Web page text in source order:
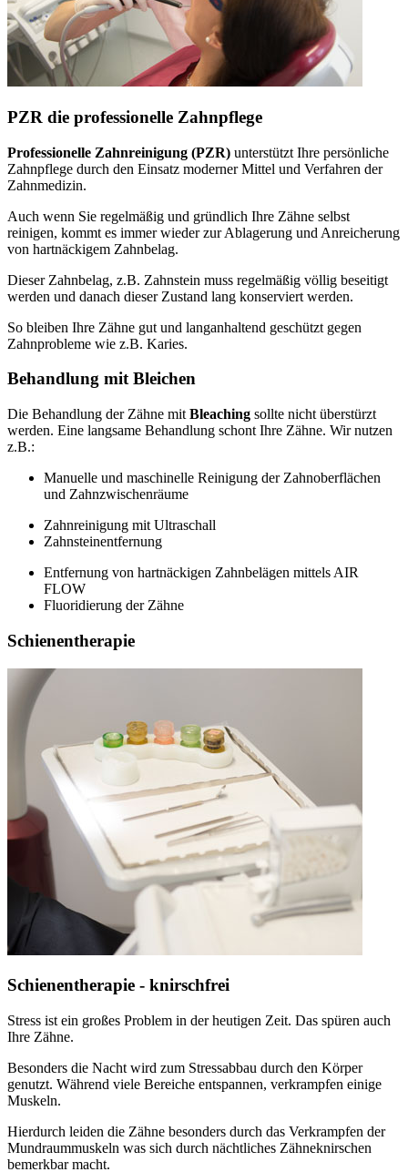
PZR die professionelle Zahnpflege
Professionelle Zahnreinigung (PZR) unterstützt Ihre persönliche
Zahnpflege durch den Einsatz moderner Mittel und Verfahren der
Zahnmedizin.
Auch wenn Sie regelmäßig und gründlich Ihre Zähne selbst
reinigen, kommt es immer wieder zur Ablagerung und Anreicherung
von hartnäckigem Zahnbelag.
Dieser Zahnbelag, z.B. Zahnstein muss regelmäßig völlig beseitigt
werden und danach dieser Zustand lang konserviert werden.
So bleiben Ihre Zähne gut und langanhaltend geschützt gegen
Zahnprobleme wie z.B. Karies.
Behandlung mit Bleichen
Die Behandlung der Zähne mit Bleaching sollte nicht überstürzt
werden. Eine langsame Behandlung schont Ihre Zähne. Wir nutzen
z.B.:
Manuelle und maschinelle Reinigung der Zahnoberflächen
und Zahnzwischenräume
Zahnreinigung mit Ultraschall
Zahnsteinentfernung
Entfernung von hartnäckigen Zahnbelägen mittels AIR
FLOW
Fluoridierung der Zähne
Schienentherapie
Schienentherapie - knirschfrei
Stress ist ein großes Problem in der heutigen Zeit. Das spüren auch
Ihre Zähne.
Besonders die Nacht wird zum Stressabbau durch den Körper
genutzt. Während viele Bereiche entspannen, verkrampfen einige
Muskeln.
Hierdurch leiden die Zähne besonders durch das Verkrampfen der
Mundraummuskeln was sich durch nächtliches Zähneknirschen
bemerkbar macht.